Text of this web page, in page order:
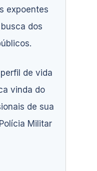
expoentes
dos
de vida
vinda do
de sua
Militar